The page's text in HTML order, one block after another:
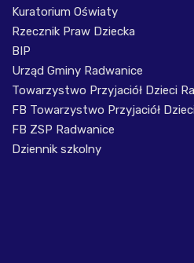
Kuratorium Oświaty
Rzecznik Praw Dziecka
BIP
Urząd Gminy Radwanice
Towarzystwo Przyjaciół Dzieci
FB Towarzystwo Przyjaciół
FB ZSP Radwanice
Dziennik szkolny